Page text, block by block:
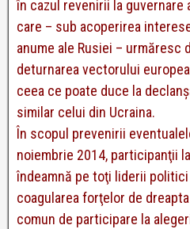
în cazul revenirii la guvernare
care – sub acoperirea
anume ale Rusiei – urmăresc
deturnarea vectorului
ceea ce poate duce la
similar celui din Ucraina.
În scopul prevenirii
noiembrie 2014, participanţii
îndeamnă pe toţi liderii
coagularea forţelor de
comun de participare la